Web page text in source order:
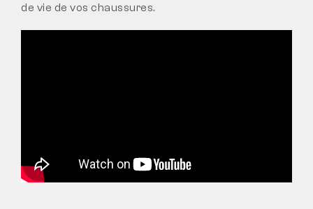
de vie de vos chaussures.